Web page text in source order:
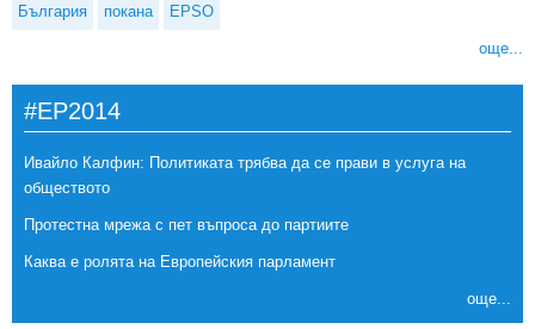
България покана EPSO
още...
#EP2014
Ивайло Калфин: Политиката трябва да се прави в услуга на
обществото
Протестна мрежа с пет въпроса до партиите
Каква е ролята на Европейския парламент
още...